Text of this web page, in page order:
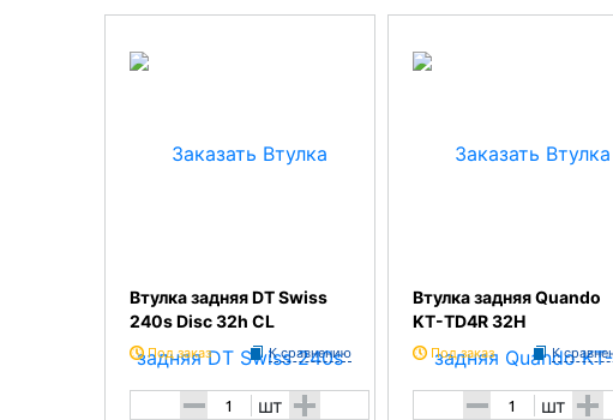
Втулка задняя DT Swiss
240s Disc 32h CL
Под заказ К сравнению
- шт +
Втулка задняя Quando
KT-TD4R 32H
Под заказ К
- шт +